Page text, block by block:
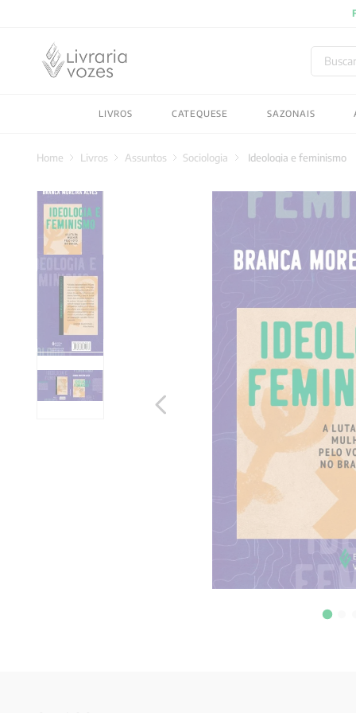
Buscar
LIVROS CATEQUESE SAZONAIS
Livros Assuntos Sociologia Ideologia e feminismo
2027
6 pré venda
8º anselm grun
santo agostinho
10º verena kast